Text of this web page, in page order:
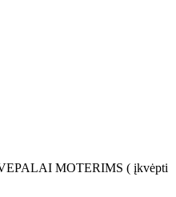
MOTERIMS ( įkvėpti